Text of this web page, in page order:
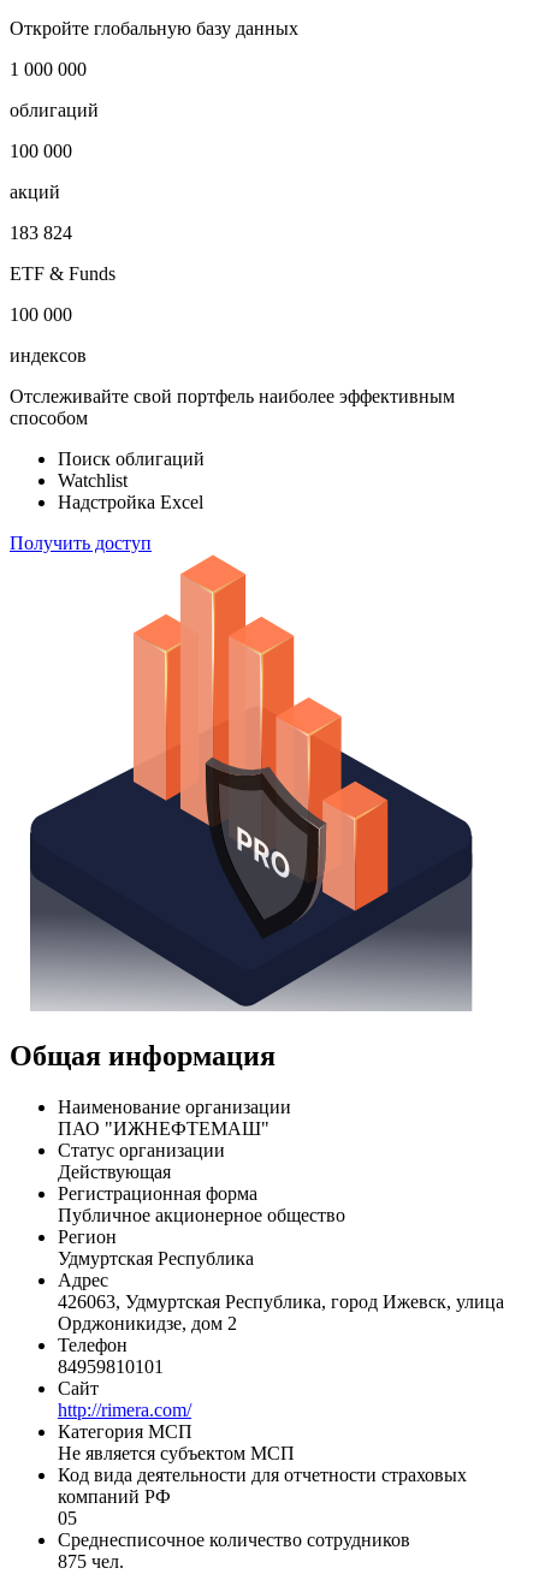
Откройте глобальную базу данных
1 000 000
облигаций
100 000
акций
183 824
ETF & Funds
100 000
индексов
Отслеживайте свой портфель наиболее эффективным
способом
Поиск облигаций
Watchlist
Надстройка Excel
Получить доступ
Общая информация
Наименование организации
ПАО "ИЖНЕФТЕМАШ"
Статус организации
Действующая
Регистрационная форма
Публичное акционерное общество
Регион
Удмуртская Республика
Адрес
426063, Удмуртская Республика, город Ижевск, улица
Орджоникидзе, дом 2
Телефон
84959810101
Сайт
http://rimera.com/
Категория МСП
Не является субъектом МСП
Код вида деятельности для отчетности страховых
компаний РФ
05
Среднесписочное количество сотрудников
875 чел.